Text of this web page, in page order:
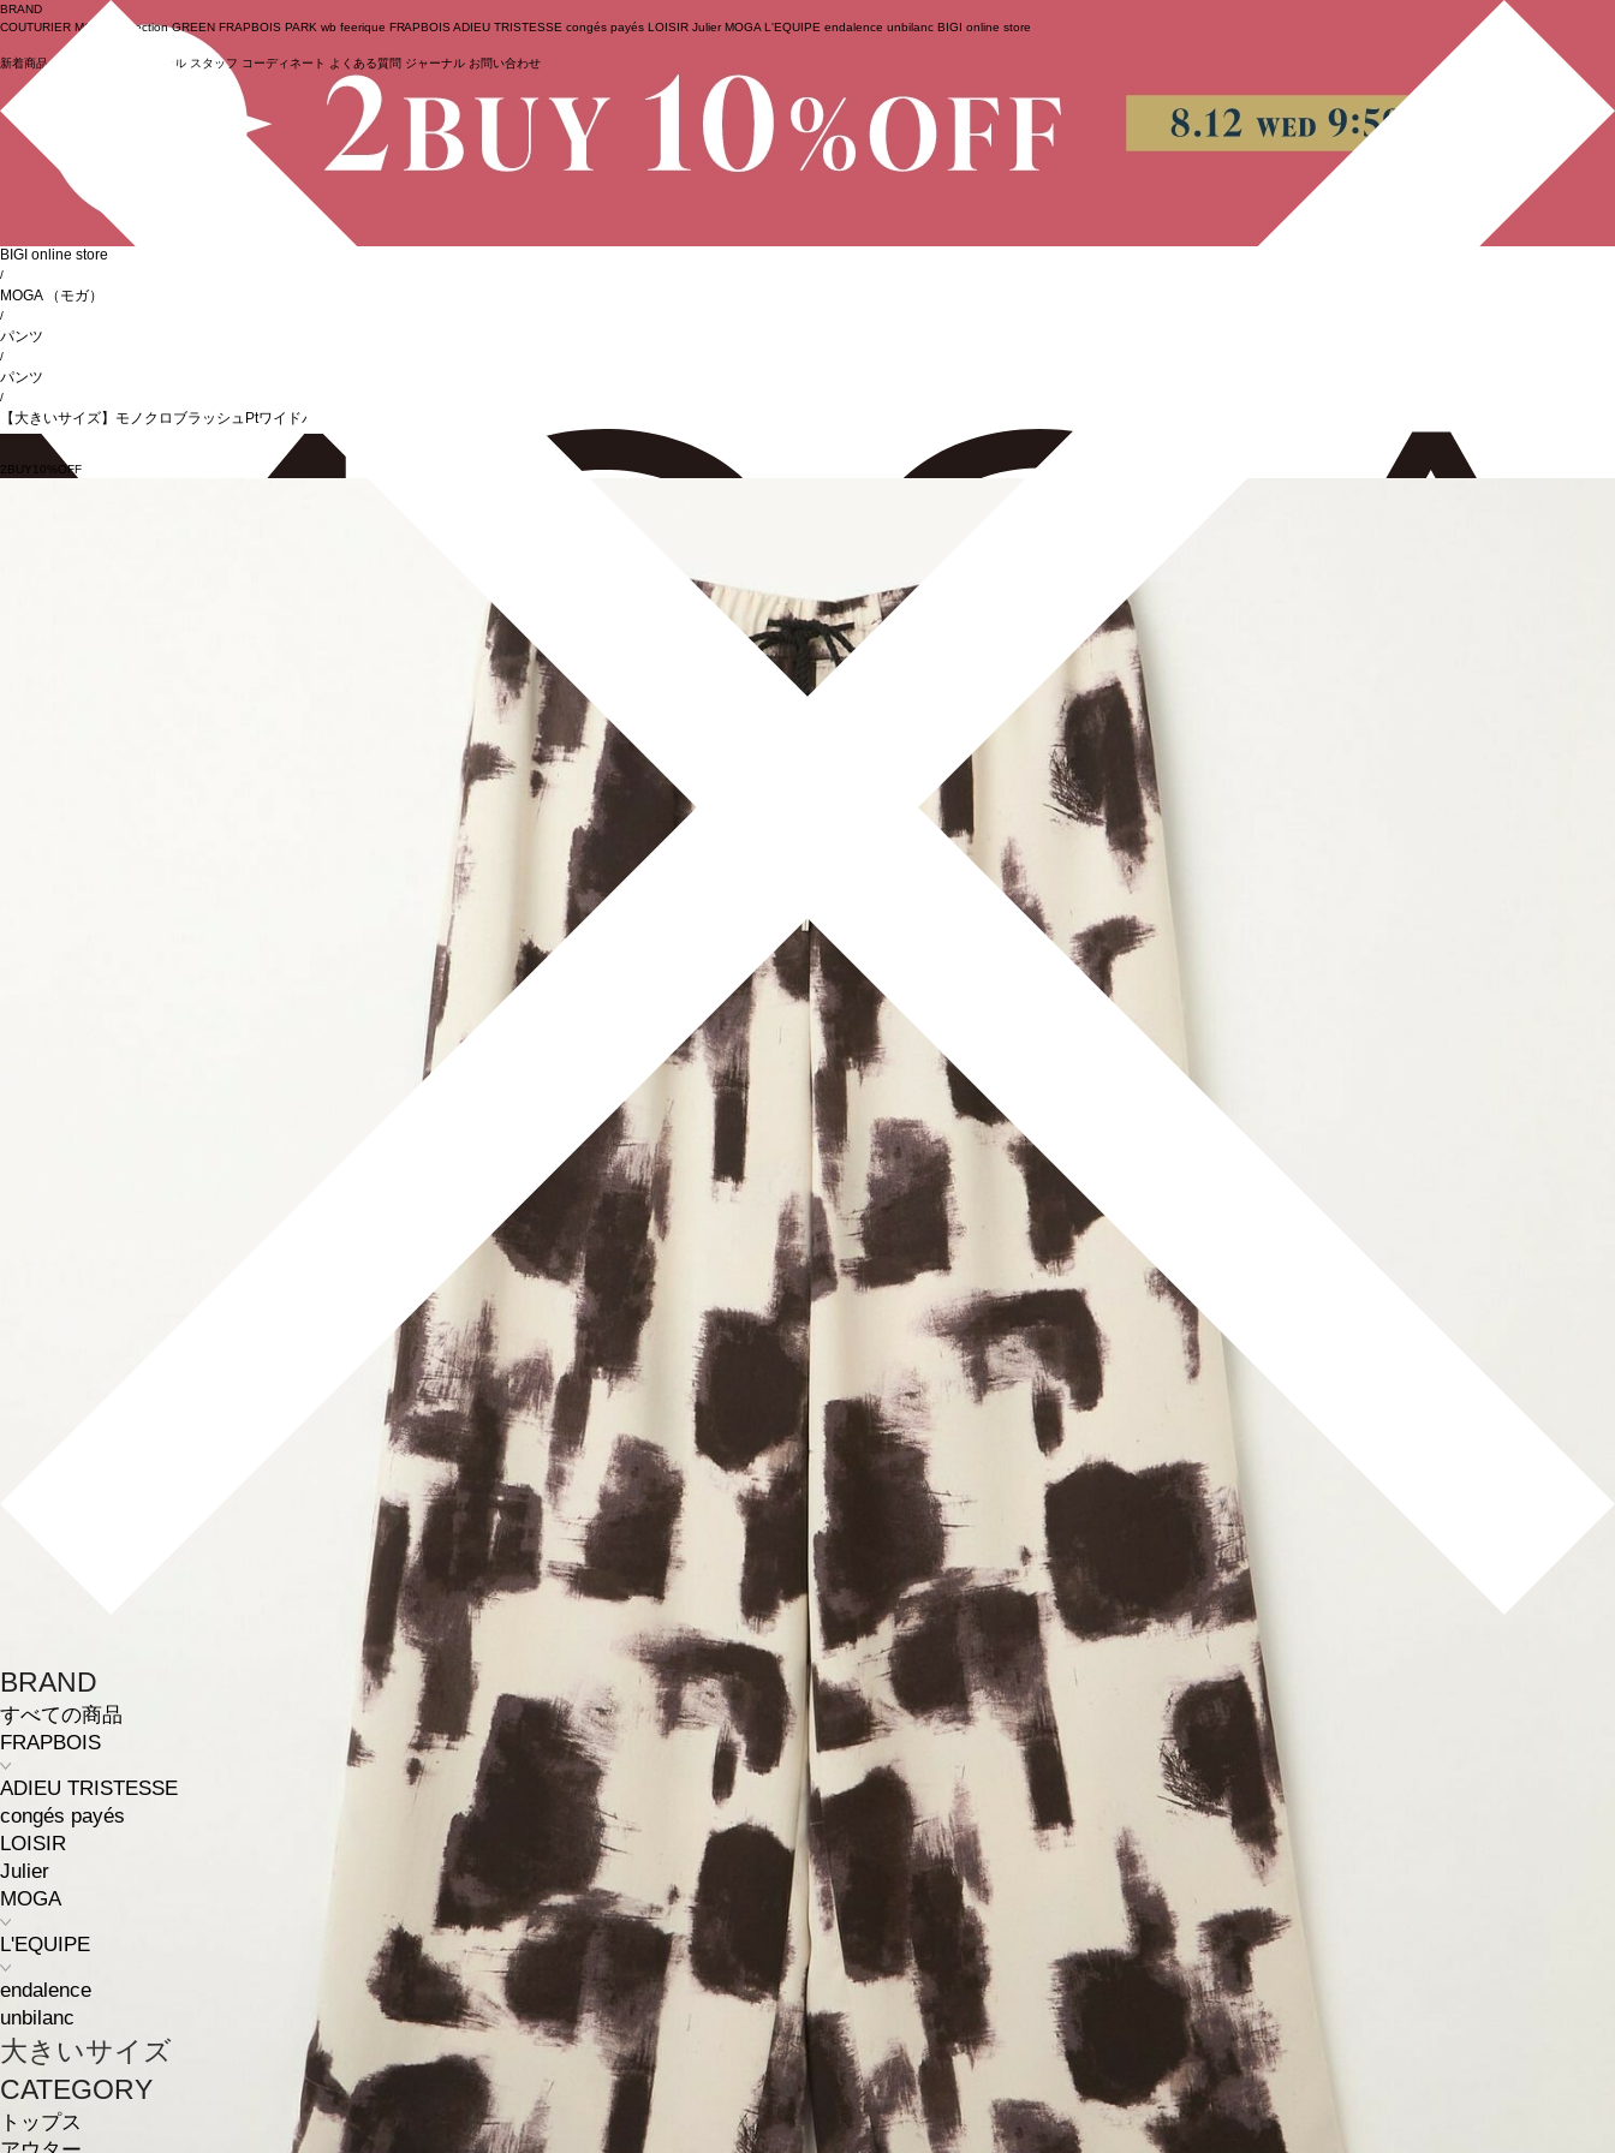
ログイン
BRAND
COUTURIER MOGA Collection GREEN FRAPBOIS PARK wb feerique FRAPBOIS ADIEU TRISTESSE congés payés LOISIR Julier MOGA L'EQUIPE endalence unbilanc BIGI online store
新着商品 (ライブ) セール スタッフ コーディネート よくある質問 ジャーナル お問い合わせ
BRAND
すべての商品
FRAPBOIS
ADIEU TRISTESSE
congés payés
LOISIR
Julier
MOGA
L'EQUIPE
endalence
unbilanc
大きいサイズ
CATEGORY
トップス
BIGI online store
/
MOGA （モガ）
/
パンツ
/
パンツ
/
【大きいサイズ】モノクロブラッシュPtワイドパンツ
2BUY10%OFF